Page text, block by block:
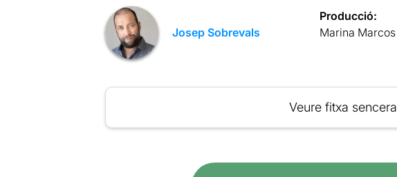
Josep Sobrevals
Producció:
Marina Marcos
Veure fitxa sencera